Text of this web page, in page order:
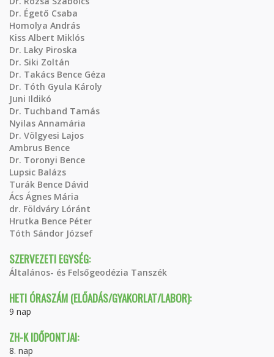
Dr. Égető Csaba
Homolya András
Kiss Albert Miklós
Dr. Laky Piroska
Dr. Siki Zoltán
Dr. Takács Bence Géza
Dr. Tóth Gyula Károly
Juni Ildikó
Dr. Tuchband Tamás
Nyilas Annamária
Dr. Völgyesi Lajos
Ambrus Bence
Dr. Toronyi Bence
Lupsic Balázs
Turák Bence Dávid
Ács Ágnes Mária
dr. Földváry Lóránt
Hrutka Bence Péter
Tóth Sándor József
SZERVEZETI EGYSÉG:
Általános- és Felsőgeodézia Tanszék
HETI ÓRASZÁM (ELŐADÁS/GYAKORLAT/LABOR):
9 nap
ZH-K IDŐPONTJAI:
8. nap